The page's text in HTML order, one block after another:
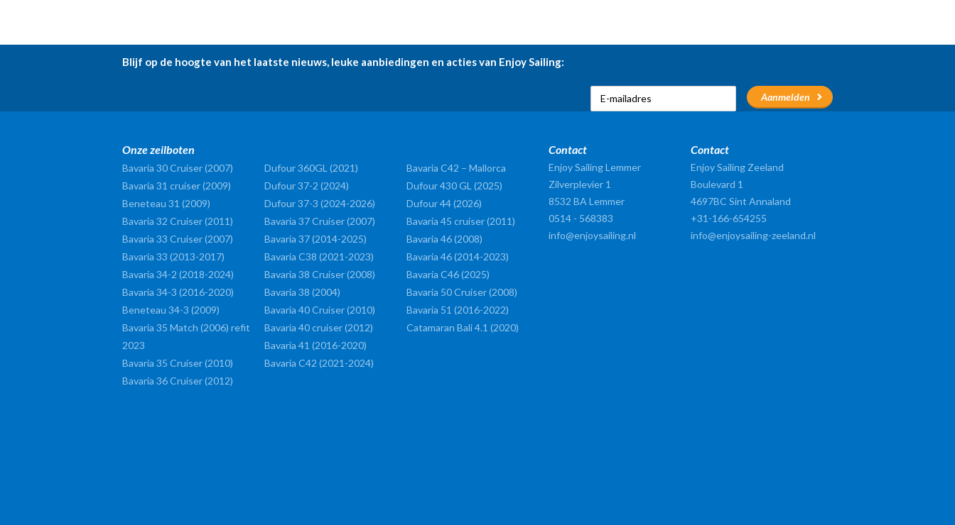
Blijf op de hoogte van het laatste nieuws, leuke aanbiedingen en acties van Enjoy Sailing:
Onze zeilboten
Bavaria 30 Cruiser (2007)
Bavaria 31 cruiser (2009)
Beneteau 31 (2009)
Bavaria 32 Cruiser (2011)
Bavaria 33 Cruiser (2007)
Bavaria 33 (2013-2017)
Bavaria 34-2 (2018-2024)
Bavaria 34-3 (2016-2020)
Beneteau 34-3 (2009)
Bavaria 35 Match (2006) refit
2023
Bavaria 35 Cruiser (2010)
Bavaria 36 Cruiser (2012)
Dufour 360GL (2021)
Dufour 37-2 (2024)
Dufour 37-3 (2024-2026)
Bavaria 37 Cruiser (2007)
Bavaria 37 (2014-2025)
Bavaria C38 (2021-2023)
Bavaria 38 Cruiser (2008)
Bavaria 38 (2004)
Bavaria 40 Cruiser (2010)
Bavaria 40 cruiser (2012)
Bavaria 41 (2016-2020)
Bavaria C42 (2021-2024)
Bavaria C42 – Mallorca
Dufour 430 GL (2025)
Dufour 44 (2026)
Bavaria 45 cruiser (2011)
Bavaria 46 (2008)
Bavaria 46 (2014-2023)
Bavaria C46 (2025)
Bavaria 50 Cruiser (2008)
Bavaria 51 (2016-2022)
Catamaran Bali 4.1 (2020)
Contact
Enjoy Sailing Lemmer
Zilverplevier 1
8532 BA Lemmer
0514 - 568383
info@enjoysailing.nl
Contact
Enjoy Sailing Zeeland
Boulevard 1
4697BC Sint Annaland
+31-166-654255
info@enjoysailing-zeeland.nl